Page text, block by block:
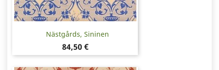
Nästgårds, Sininen
Hinta
84,50 €